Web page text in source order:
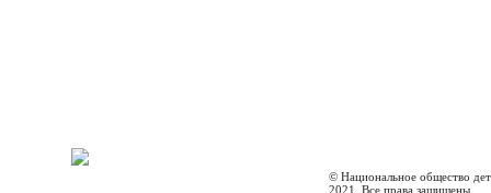
© Национальное общество
2021. Все права защищены.